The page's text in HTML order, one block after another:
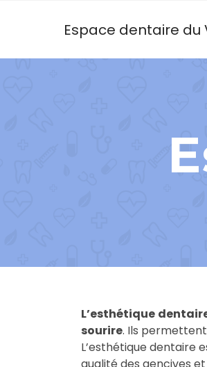
Espace dentaire du
L’esthétique
sourire. Ils permettent
L’esthétique dentaire